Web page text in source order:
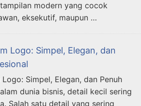
modern yang cocok
eksekutif, maupun …
Logo: Simpel, Elegan, dan
Simpel, Elegan, dan Penuh
dunia bisnis, detail kecil sering
Salah satu detail yang sering